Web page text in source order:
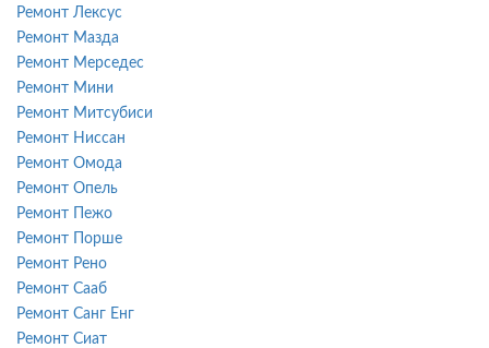
Ремонт Лексус
Ремонт Мазда
Ремонт Мерседес
Ремонт Мини
Ремонт Митсубиси
Ремонт Ниссан
Ремонт Омода
Ремонт Опель
Ремонт Пежо
Ремонт Порше
Ремонт Рено
Ремонт Сааб
Ремонт Санг Енг
Ремонт Сиат